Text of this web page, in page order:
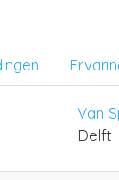
Van
Delft